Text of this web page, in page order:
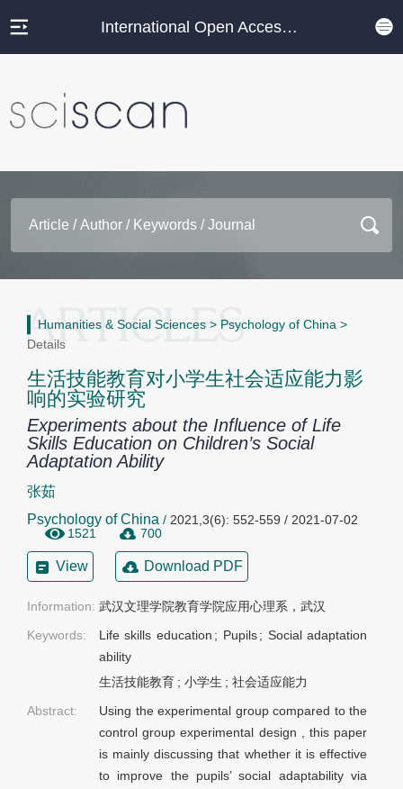
International Open Access Journal Platform
Humanities & Social Sciences > Psychology of China >
Details
生活技能教育对小学生社会适应能力影
响的实验研究
Experiments about the Influence of Life
Skills Education on Children’s Social
Adaptation Ability
张茹
Psychology of China / 2021,3(6): 552-559 / 2021-07-02
1521
700
View Download PDF
Information: 武汉文理学院教育学院应用心理系，武汉
Keywords:
Life skills education ; Pupils ; Social adaptation
ability
生活技能教育 ; 小学生 ; 社会适应能力
Abstract:
Using the experimental group compared to the
control group experimental design , this paper
is mainly discussing that whether it is effective
to improve the pupils’ social adaptability via